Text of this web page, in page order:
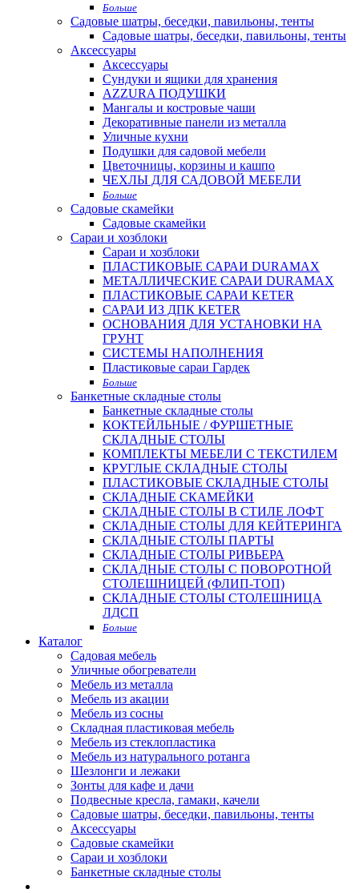
Больше
Садовые шатры, беседки, павильоны, тенты
Садовые шатры, беседки, павильоны, тенты
Аксессуары
Аксессуары
Сундуки и ящики для хранения
AZZURA ПОДУШКИ
Мангалы и костровые чаши
Декоративные панели из металла
Уличные кухни
Подушки для садовой мебели
Цветочницы, корзины и кашпо
ЧЕХЛЫ ДЛЯ САДОВОЙ МЕБЕЛИ
Больше
Садовые скамейки
Садовые скамейки
Сараи и хозблоки
Сараи и хозблоки
ПЛАСТИКОВЫЕ САРАИ DURAMAX
МЕТАЛЛИЧЕСКИЕ САРАИ DURAMAX
ПЛАСТИКОВЫЕ САРАИ KETER
САРАИ ИЗ ДПК KETER
ОСНОВАНИЯ ДЛЯ УСТАНОВКИ НА
ГРУНТ
СИСТЕМЫ НАПОЛНЕНИЯ
Пластиковые сараи Гардек
Больше
Банкетные складные столы
Банкетные складные столы
КОКТЕЙЛЬНЫЕ / ФУРШЕТНЫЕ
СКЛАДНЫЕ СТОЛЫ
КОМПЛЕКТЫ МЕБЕЛИ С ТЕКСТИЛЕМ
КРУГЛЫЕ СКЛАДНЫЕ СТОЛЫ
ПЛАСТИКОВЫЕ СКЛАДНЫЕ СТОЛЫ
СКЛАДНЫЕ СКАМЕЙКИ
СКЛАДНЫЕ СТОЛЫ В СТИЛЕ ЛОФТ
СКЛАДНЫЕ СТОЛЫ ДЛЯ КЕЙТЕРИНГА
СКЛАДНЫЕ СТОЛЫ ПАРТЫ
СКЛАДНЫЕ СТОЛЫ РИВЬЕРА
СКЛАДНЫЕ СТОЛЫ С ПОВОРОТНОЙ
СТОЛЕШНИЦЕЙ (ФЛИП-ТОП)
СКЛАДНЫЕ СТОЛЫ СТОЛЕШНИЦА
ЛДСП
Больше
Каталог
Садовая мебель
Уличные обогреватели
Мебель из металла
Мебель из акации
Мебель из сосны
Складная пластиковая мебель
Мебель из стеклопластика
Мебель из натурального ротанга
Шезлонги и лежаки
Зонты для кафе и дачи
Подвесные кресла, гамаки, качели
Садовые шатры, беседки, павильоны, тенты
Аксессуары
Садовые скамейки
Сараи и хозблоки
Банкетные складные столы